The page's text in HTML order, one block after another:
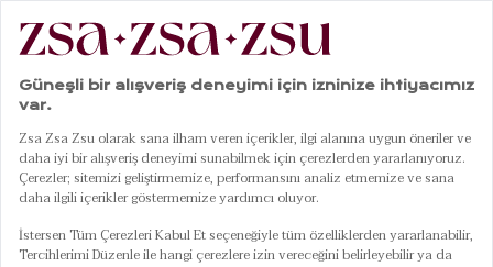
Anasayfa|Mobilya|Sehpa & Masa|Java Turuncu Yemek Masası
Java Turuncu Yemek Masası
10 Ağustos Pazartesi Kargoda